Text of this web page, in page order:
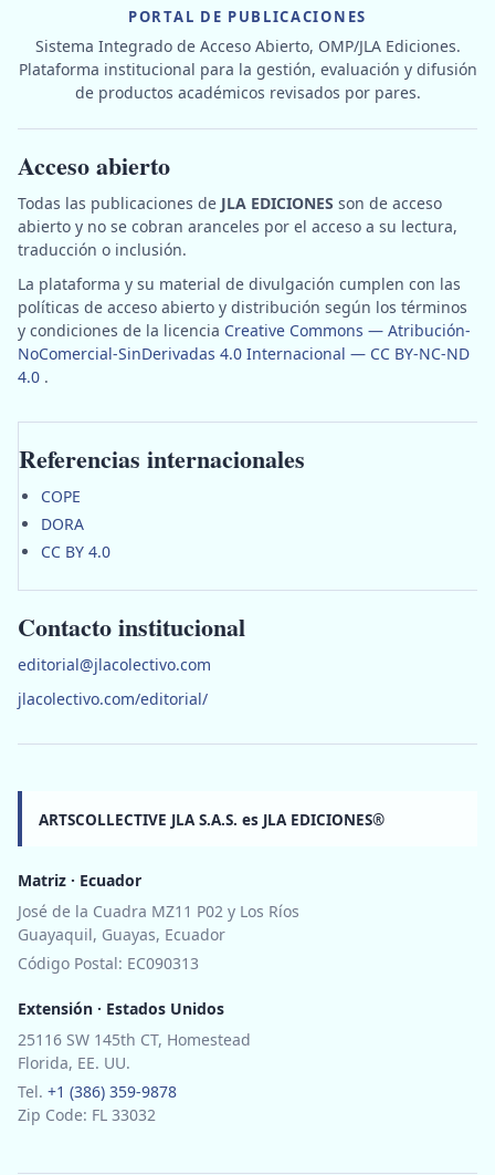
PORTAL DE PUBLICACIONES
Sistema Integrado de Acceso Abierto, OMP/JLA Ediciones.
Plataforma institucional para la gestión, evaluación y difusión
de productos académicos revisados por pares.
Acceso abierto
Todas las publicaciones de JLA EDICIONES son de acceso
abierto y no se cobran aranceles por el acceso a su lectura,
traducción o inclusión.
La plataforma y su material de divulgación cumplen con las
políticas de acceso abierto y distribución según los términos
y condiciones de la licencia Creative Commons — Atribución-
NoComercial-SinDerivadas 4.0 Internacional — CC BY-NC-ND
4.0 .
Referencias internacionales
COPE
DORA
CC BY 4.0
Contacto institucional
editorial@jlacolectivo.com
jlacolectivo.com/editorial/
ARTSCOLLECTIVE JLA S.A.S. es JLA EDICIONES®
Matriz · Ecuador
José de la Cuadra MZ11 P02 y Los Ríos
Guayaquil, Guayas, Ecuador
Código Postal: EC090313
Extensión · Estados Unidos
25116 SW 145th CT, Homestead
Florida, EE. UU.
Tel. +1 (386) 359-9878
Zip Code: FL 33032